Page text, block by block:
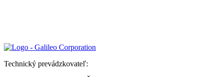
Technický prevádzkovateľ: